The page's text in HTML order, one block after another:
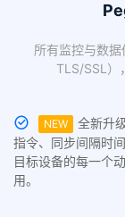
所有监控与数
TLS/SSL）
NEW
全新升
指令、同步间隔时
目标设备的每一个
用。